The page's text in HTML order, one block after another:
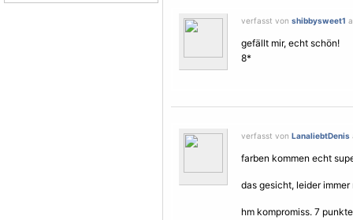
verfasst von shibbysweet1
gefällt mir, echt schön!
8*
verfasst von LanaliebtDenis
farben kommen echt
das gesicht, leider
hm kompromiss. 7 punkte